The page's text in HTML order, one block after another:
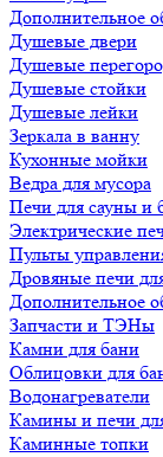
Дополнительное
Душевые двери
Душевые
Душевые стойки
Душевые лейки
Зеркала в ванну
Кухонные мойки
Ведра для мусора
Печи для сауны и
Электрические
Пульты
Дровяные печи
Дополнительное
Запчасти и ТЭНы
Камни для бани
Облицовки для
Водонагреватели
Камины и печи
Каминные топки